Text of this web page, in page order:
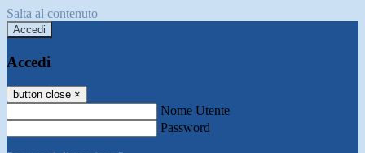
Salta al contenuto
Accedi
Accedi
button close ×
Nome Utente
Password